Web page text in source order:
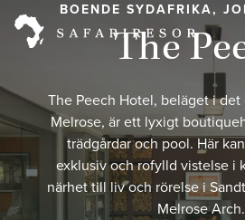
BOENDE SYDAFRIKA,
The
The Peech Hotel, beläget i
Melrose, är ett lyxigt
trädgårdar och pool. Här
exklusiv och rofylld vistelse i
närhet till liv och rörelse i
Melrose Arch.